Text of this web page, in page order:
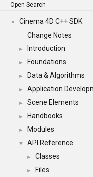
Open Search
▼
Cinema 4D C++ SDK
Change Notes
► Introduction
► Foundations
► Data & Algorithms
► Application
► Scene Elements
► Handbooks
► Modules
▼ API Reference
► Classes
► Files